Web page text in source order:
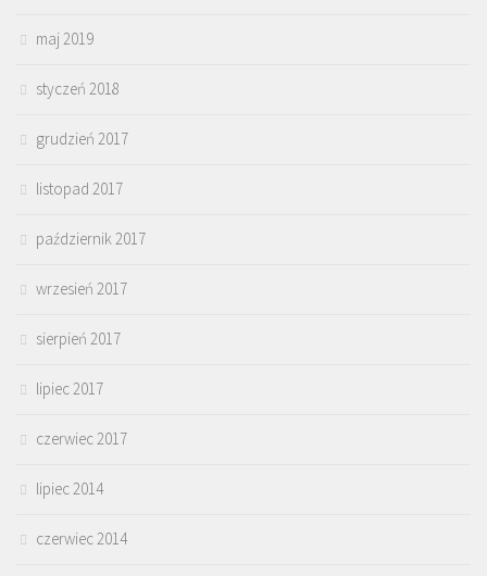
maj 2019
styczeń 2018
grudzień 2017
listopad 2017
październik 2017
wrzesień 2017
sierpień 2017
lipiec 2017
czerwiec 2017
lipiec 2014
czerwiec 2014